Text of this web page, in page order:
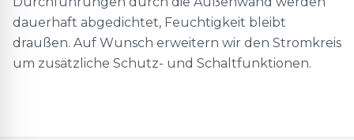
dauerhaft abgedichtet, Feuchtigkeit bleibt
draußen. Auf Wunsch erweitern wir den Stromkreis
um zusätzliche Schutz- und Schaltfunktionen.